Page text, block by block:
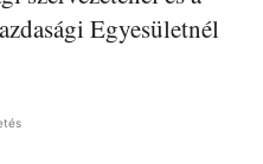
Egyesületnél